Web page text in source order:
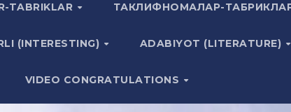
TABRIKLAR ТАКЛИФНОМАЛАР-
(INTERESTING) ADABIYOT (LITERATURE)
VIDEO CONGRATULATIONS